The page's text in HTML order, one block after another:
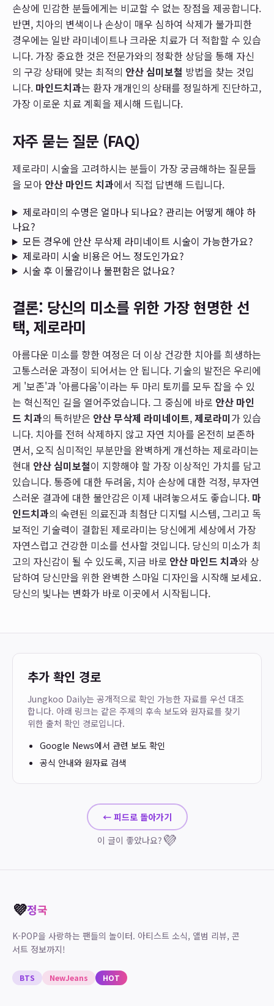
손상에 민감한 분들에게는 비교할 수 없는 장점을 제공합니다.
반면, 치아의 변색이나 손상이 매우 심하여 삭제가 불가피한
경우에는 일반 라미네이트나 크라운 치료가 더 적합할 수 있습
니다. 가장 중요한 것은 전문가와의 정확한 상담을 통해 자신
의 구강 상태에 맞는 최적의 안산 심미보철 방법을 찾는 것입
니다. 마인드치과는 환자 개개인의 상태를 정밀하게 진단하고,
가장 이로운 치료 계획을 제시해 드립니다.
자주 묻는 질문 (FAQ)
제로라미 시술을 고려하시는 분들이 가장 궁금해하는 질문들
을 모아 안산 마인드 치과에서 직접 답변해 드립니다.
제로라미의 수명은 얼마나 되나요? 관리는 어떻게 해야 하
나요?
모든 경우에 안산 무삭제 라미네이트 시술이 가능한가요?
제로라미 시술 비용은 어느 정도인가요?
시술 후 이물감이나 불편함은 없나요?
결론: 당신의 미소를 위한 가장 현명한 선
택, 제로라미
아름다운 미소를 향한 여정은 더 이상 건강한 치아를 희생하는
고통스러운 과정이 되어서는 안 됩니다. 기술의 발전은 우리에
게 '보존'과 '아름다움'이라는 두 마리 토끼를 모두 잡을 수 있
는 혁신적인 길을 열어주었습니다. 그 중심에 바로 안산 마인
드 치과의 특허받은 안산 무삭제 라미네이트,제로라미가 있습
니다. 치아를 전혀 삭제하지 않고 자연 치아를 온전히 보존하
면서, 오직 심미적인 부분만을 완벽하게 개선하는 제로라미는
현대 안산 심미보철이 지향해야 할 가장 이상적인 가치를 담고
있습니다. 통증에 대한 두려움, 치아 손상에 대한 걱정, 부자연
스러운 결과에 대한 불안감은 이제 내려놓으셔도 좋습니다. 마
인드치과의 숙련된 의료진과 최첨단 디지털 시스템, 그리고 독
보적인 기술력이 결합된 제로라미는 당신에게 세상에서 가장
자연스럽고 건강한 미소를 선사할 것입니다. 당신의 미소가 최
고의 자신감이 될 수 있도록, 지금 바로 안산 마인드 치과와 상
담하여 당신만을 위한 완벽한 스마일 디자인을 시작해 보세요.
당신의 빛나는 변화가 바로 이곳에서 시작됩니다.
추가 확인 경로
Jungkoo Daily는 공개적으로 확인 가능한 자료를 우선 대조
합니다. 아래 링크는 같은 주제의 후속 보도와 원자료를 찾기
위한 출처 확인 경로입니다.
Google News에서 관련 보도 확인
공식 안내와 원자료 검색
← 피드로 돌아가기
이 글이 좋았나요? 💜
💜정국
K-POP을 사랑하는 팬들의 놀이터. 아티스트 소식, 앨범 리뷰, 콘
서트 정보까지!
BTS NewJeans HOT